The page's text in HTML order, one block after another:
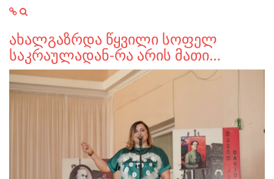
ახალგაზრდა წყვილი სოფელ
საკრაულადან-რა არის მათი…